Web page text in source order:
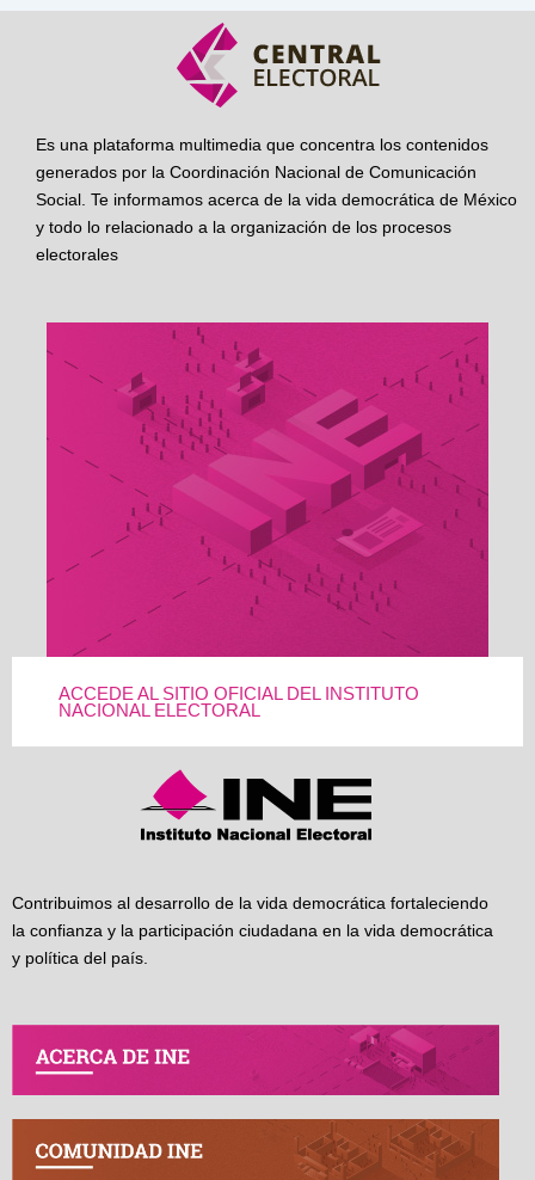
Es una plataforma multimedia que concentra los contenidos
generados por la Coordinación Nacional de Comunicación
Social. Te informamos acerca de la vida democrática de México
y todo lo relacionado a la organización de los procesos
electorales
ACCEDE AL SITIO OFICIAL DEL INSTITUTO
NACIONAL ELECTORAL
Contribuimos al desarrollo de la vida democrática fortaleciendo
la confianza y la participación ciudadana en la vida democrática
y política del país.